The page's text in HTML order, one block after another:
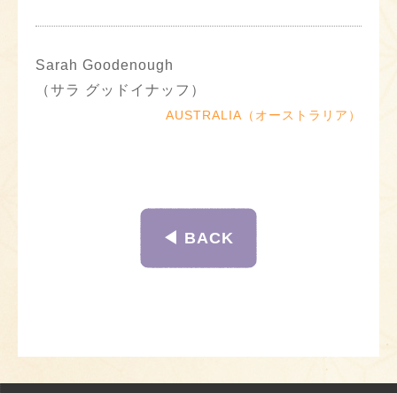
Sarah Goodenough
（サラ グッドイナッフ）
AUSTRALIA（オーストラリア）
◀︎ BACK